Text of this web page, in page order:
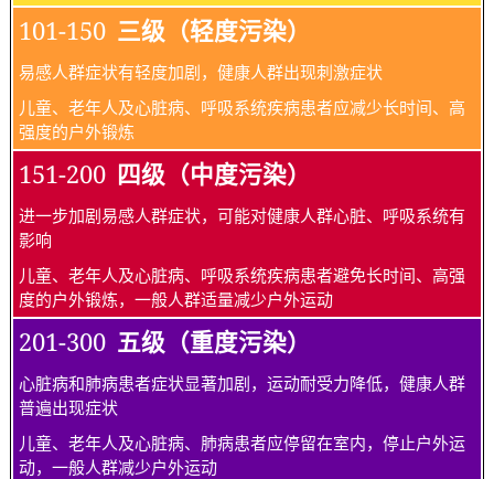
101-150 三级（轻度污染）
易感人群症状有轻度加剧，健康人群出现刺激症状
儿童、老年人及心脏病、呼吸系统疾病患者应减少长时间、高
强度的户外锻炼
151-200 四级（中度污染）
进一步加剧易感人群症状，可能对健康人群心脏、呼吸系统有
影响
儿童、老年人及心脏病、呼吸系统疾病患者避免长时间、高强
度的户外锻炼，一般人群适量减少户外运动
201-300 五级（重度污染）
心脏病和肺病患者症状显著加剧，运动耐受力降低，健康人群
普遍出现症状
儿童、老年人及心脏病、肺病患者应停留在室内，停止户外运
动，一般人群减少户外运动